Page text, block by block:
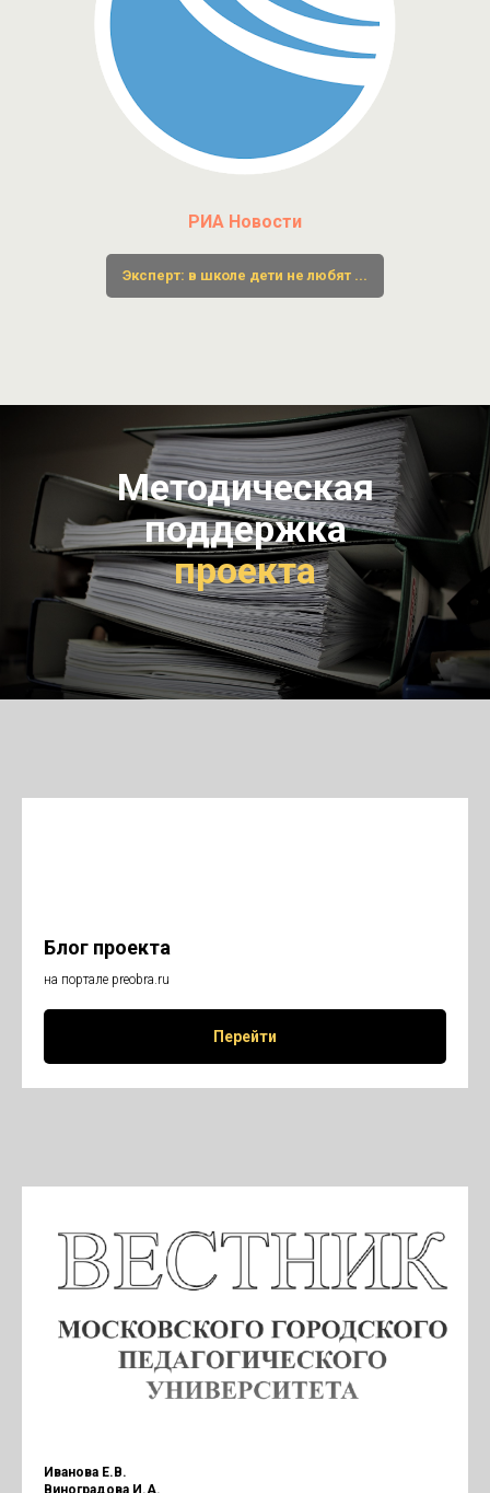
РИА Новости
Эксперт: в школе дети не любят ...
Методическая
поддержка
проекта
Блог проекта
на портале preobra.ru
Перейти
Иванова Е.В.